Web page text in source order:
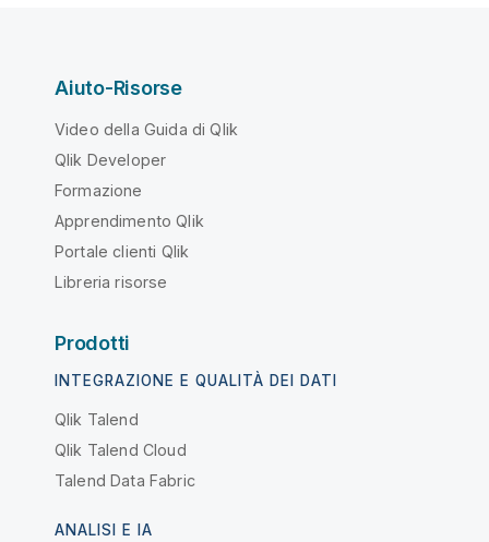
Aiuto-Risorse
Video della Guida di Qlik
Qlik Developer
Formazione
Apprendimento Qlik
Portale clienti Qlik
Libreria risorse
Prodotti
INTEGRAZIONE E QUALITÀ DEI DATI
Qlik Talend
Qlik Talend Cloud
Talend Data Fabric
ANALISI E IA